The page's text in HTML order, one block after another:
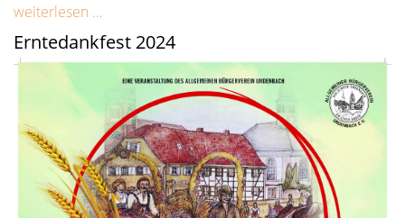
weiterlesen …
Erntedankfest 2024